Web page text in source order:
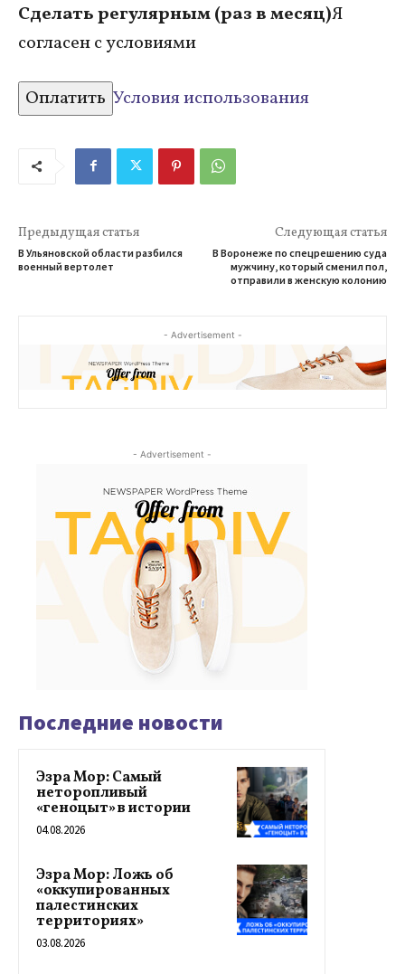
Сделать регулярным (раз в месяц)Я
согласен с условиями
Оплатить Условия использования
Предыдущая статья
В Ульяновской области разбился
военный вертолет
Следующая статья
В Воронеже по спецрешению суда
мужчину, который сменил пол,
отправили в женскую колонию
- Advertisement -
- Advertisement -
Последние новости
Эзра Мор: Самый
неторопливый
«геноцыт» в истории
04.08.2026
Эзра Мор: Ложь об
«оккупированных
палестинских
территориях»
03.08.2026